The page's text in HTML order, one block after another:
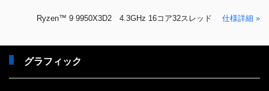
Ryzen™ 9 9950X3D2 4.3GHz 16コア32スレッド 仕様詳細 »
グラフィック